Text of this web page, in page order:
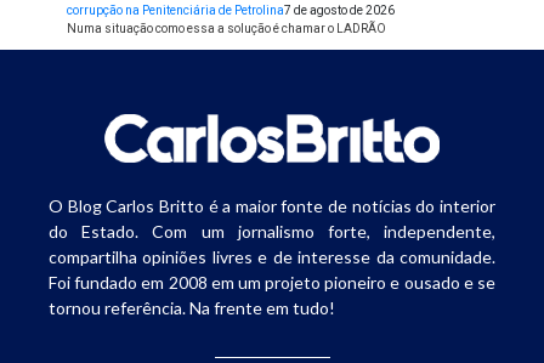
corrupção na Penitenciária de Petrolina7 de agosto de 2026
Numa situação como essa a solução é chamar o LADRÃO
O Blog Carlos Britto é a maior fonte de notícias do interior
do Estado. Com um jornalismo forte, independente,
compartilha opiniões livres e de interesse da comunidade.
Foi fundado em 2008 em um projeto pioneiro e ousado e se
tornou referência. Na frente em tudo!